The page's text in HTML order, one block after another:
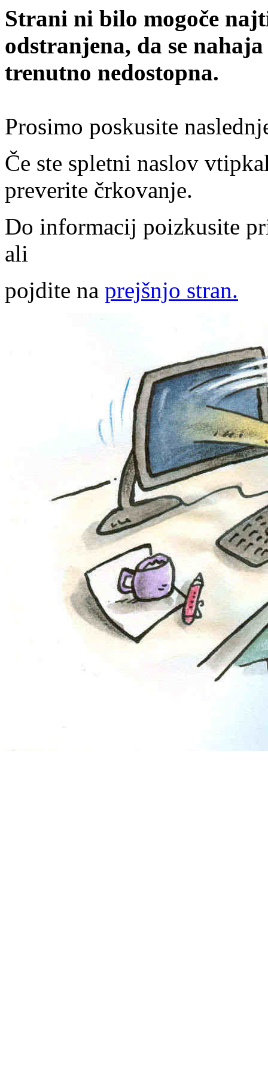
Strani ni bilo mogoče
odstranjena, da se
trenutno nedostopna.
Prosimo poskusite
Če ste spletni naslov
preverite črkovanje.
Do informacij poizkusite
ali
pojdite na prejšnjo stran.